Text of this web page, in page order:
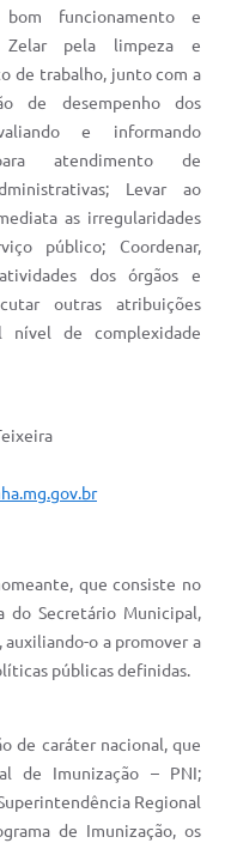
funcionamento e
Zelar pela limpeza e
de trabalho, junto com a
de desempenho dos
e informando
atendimento de
Levar ao
as irregularidades
público; Coordenar,
dos órgãos e
outras atribuições
nível de complexidade
que consiste no
do Secretário Municipal,
auxiliando-o a promover a
públicas definidas.
de caráter nacional, que
de Imunização – PNI;
Regional
de Imunização, os